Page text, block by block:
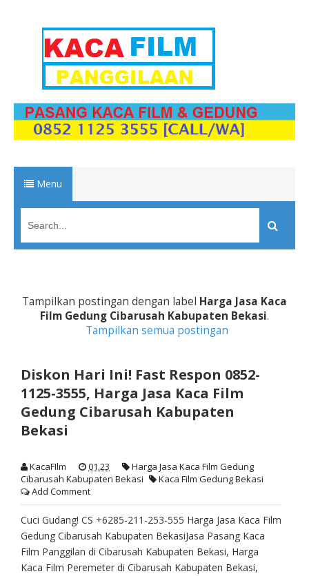
Menu
Tampilkan postingan dengan label Harga Jasa Kaca
Film Gedung Cibarusah Kabupaten Bekasi.
Tampilkan semua postingan
Diskon Hari Ini! Fast Respon 0852-
1125-3555, Harga Jasa Kaca Film
Gedung Cibarusah Kabupaten
Bekasi
KacaFIlm 01.23
Harga Jasa Kaca Film Gedung
Cibarusah Kabupaten Bekasi
Kaca Film Gedung Bekasi
Add Comment
Cuci Gudang! CS +6285-211-253-555 Harga Jasa Kaca Film
Gedung Cibarusah Kabupaten BekasiJasa Pasang Kaca
Film Panggilan di Cibarusah Kabupaten Bekasi, Harga
Kaca Film Peremeter di Cibarusah Kabupaten Bekasi,